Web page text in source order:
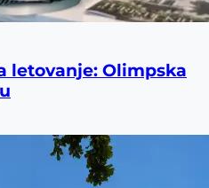
letovanje: Olimpska